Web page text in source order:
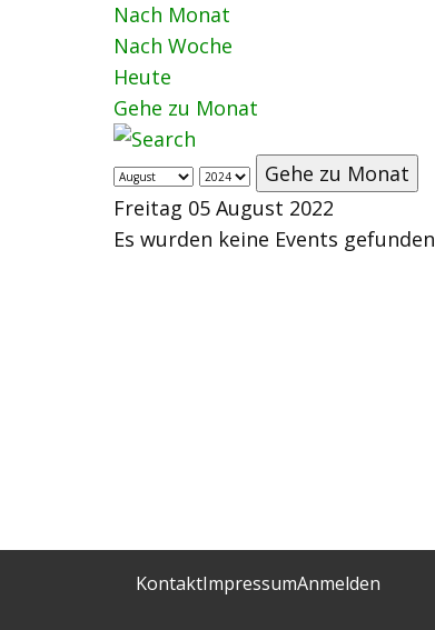
Nach Monat
Nach Woche
Heute
Gehe zu Monat
Gehe zu Monat
Freitag 05 August 2022
Es wurden keine Events gefunden
KontaktImpressumAnmelden